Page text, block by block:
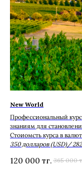
New World
Профессиональный
знаниям для
Стоиомсть курса в
350 долларов (USD)/
120 000 тг. 365 000